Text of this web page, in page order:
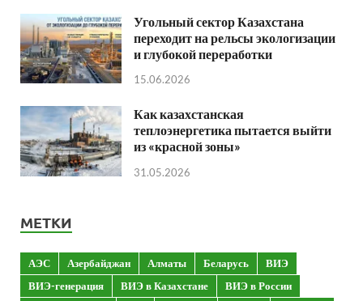
Угольный сектор Казахстана
переходит на рельсы экологизации
и глубокой переработки
15.06.2026
Как казахстанская
теплоэнергетика пытается выйти
из «красной зоны»
31.05.2026
МЕТКИ
АЭС Азербайджан Алматы Беларусь
ВИЭ
ВИЭ-генерация
ВИЭ в Казахстане
ВИЭ в России